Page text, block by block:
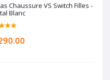
Chaussure VS Switch Filles -
Blanc